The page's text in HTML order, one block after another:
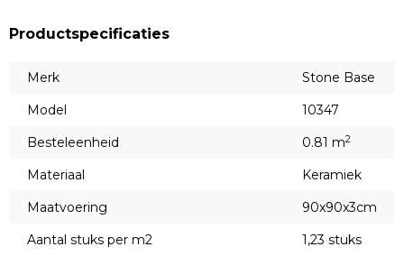
Productspecificaties
Merk
Stone Base
Model
10347
Besteleenheid
0.81 m2
Materiaal
Keramiek
Maatvoering
90x90x3cm
Aantal stuks per m2
1,23 stuks